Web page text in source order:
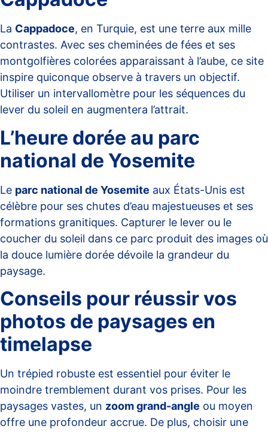
La Cappadoce, en Turquie, est une terre aux mille
contrastes. Avec ses cheminées de fées et ses
montgolfières colorées apparaissant à l’aube, ce site
inspire quiconque observe à travers un objectif.
Utiliser un intervallomètre pour les séquences du
lever du soleil en augmentera l’attrait.
L’heure dorée au parc
national de Yosemite
Le parc national de Yosemite aux États-Unis est
célèbre pour ses chutes d’eau majestueuses et ses
formations granitiques. Capturer le lever ou le
coucher du soleil dans ce parc produit des images où
la douce lumière dorée dévoile la grandeur du
paysage.
Conseils pour réussir vos
photos de paysages en
timelapse
Un trépied robuste est essentiel pour éviter le
moindre tremblement durant vos prises. Pour les
paysages vastes, un zoom grand-angle ou moyen
offre une profondeur accrue. De plus, choisir une